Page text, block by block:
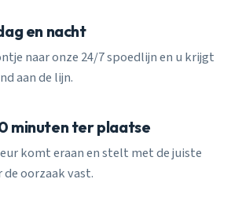
en nacht
naar onze 24/7 spoedlijn en u krijgt
aan de lijn.
minuten ter plaatse
komt eraan en stelt met de juiste
oorzaak vast.